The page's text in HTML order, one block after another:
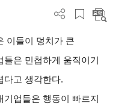
이들이 덩치가 큰
들은 민첩하게 움직이기
다고 생각한다.
기업들은 행동이 빠르지